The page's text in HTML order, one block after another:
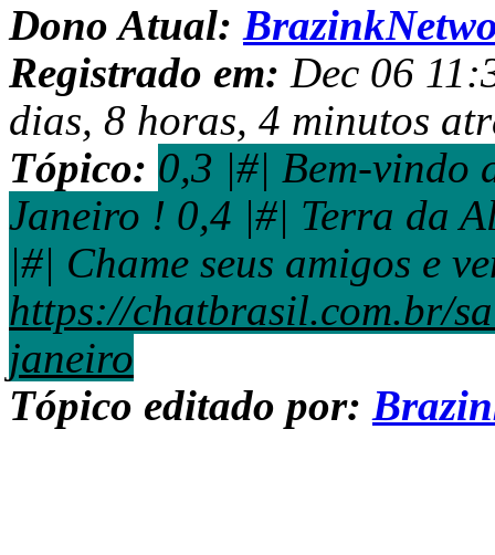
Dono Atual:
Registrado em: Dec 06
dias, 8 horas, 4 minutos
Tópico: 0,3 |#| Bem-vindo
Janeiro ! 0,4 |#| Terra da
|#| Chame seus amigos e
https://chatbrasil.com.br/
janeiro
Tópico editado por: